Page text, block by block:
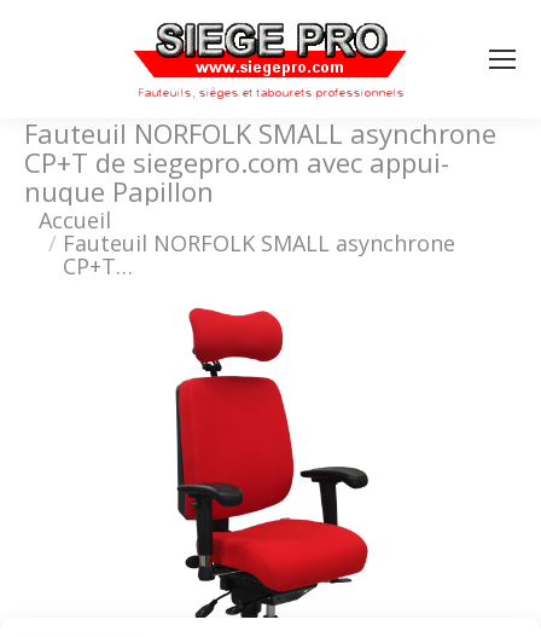
Fauteuil NORFOLK SMALL asynchrone
CP+T de siegepro.com avec appui-
nuque Papillon
Vous êtes ici :
Accueil
Fauteuil NORFOLK SMALL asynchrone
CP+T…